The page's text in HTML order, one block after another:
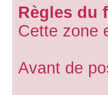
Règles du
Cette zone
Avant de